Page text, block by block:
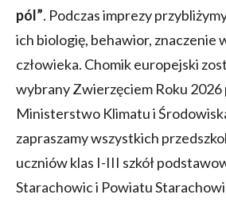
pól”. Podczas imprezy
ich biologię, behawior, znaczenie
człowieka. Chomik europejski
wybrany Zwierzęciem Roku 2026
Ministerstwo Klimatu i
zapraszamy wszystkich
uczniów klas I-III szkół
Starachowic i Powiatu